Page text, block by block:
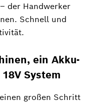
der Handwerker
Schnell und
ein Akku-
System
großen Schritt